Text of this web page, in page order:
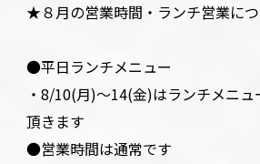
★８月の営業時間・ランチ営業に
●平日ランチメニュー
・8/10(月)～14(金)はランチメニ
頂きます
●営業時間は通常です